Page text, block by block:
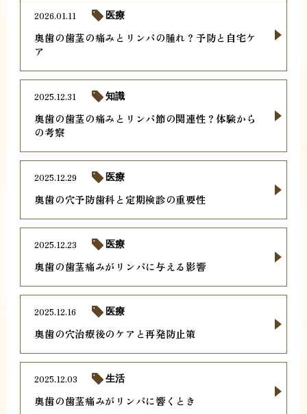
奥歯の歯茎の痛みとリンパの腫れ？予防と自宅ケ
ア
2026.01.11 医療
奥歯の歯茎の痛みとリンパ節の関連性？体験から
の考察
2025.12.31 知識
奥歯の穴予防歯科と定期検診の重要性
2025.12.29 医療
奥歯の歯茎痛みがリンパに与える影響
2025.12.23 医療
奥歯の穴治療後のケアと再発防止策
2025.12.16 医療
奥歯の歯茎痛みがリンパに響くとき
2025.12.03 生活